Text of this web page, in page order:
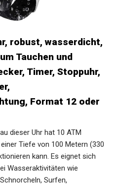
robust, wasserdicht,
Tauchen und
Timer, Stoppuhr,
Format 12 oder
dieser Uhr hat 10 ATM
Tiefe von 100 Metern (330
kann. Es eignet sich
Wasseraktivitäten wie
Surfen,